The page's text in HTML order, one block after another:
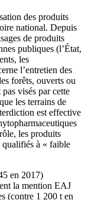
des produits
national. Depuis
de produits
publiques (l’État,
les
l’entretien des
forêts, ouverts ou
visés par cette
les terrains de
est effective
les produits
à « faible
en 2017)
la mention EAJ
(contre 1 200 t en